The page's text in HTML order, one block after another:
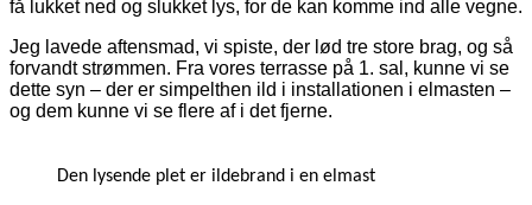
få lukket ned og slukket lys, for de kan komme ind alle vegne.
Jeg lavede aftensmad, vi spiste, der lød tre store brag, og så
forvandt strømmen. Fra vores terrasse på 1. sal, kunne vi se
dette syn – der er simpelthen ild i installationen i elmasten –
og dem kunne vi se flere af i det fjerne.
Den lysende plet er ildebrand i en elmast